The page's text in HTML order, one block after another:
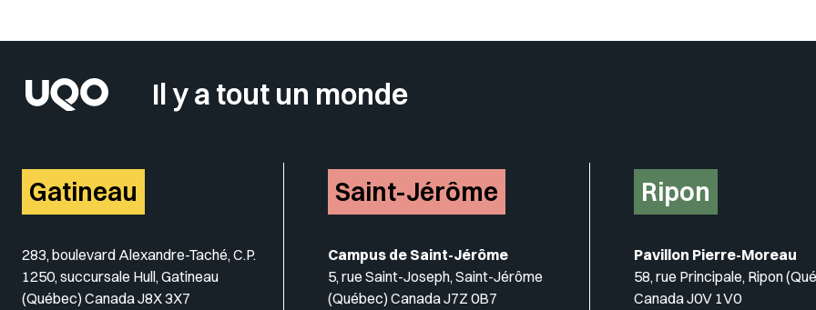
Il y a tout un monde
Gatineau
283, boulevard Alexandre-Taché, C.P.
1250, succursale Hull, Gatineau
(Québec) Canada J8X 3X7
Saint-Jérôme
Campus de Saint-Jérôme
5, rue Saint-Joseph, Saint-Jérôme
(Québec) Canada J7Z 0B7
Ripon
Pavillon Pierre-Moreau
58, rue Principale, Ripon
Canada J0V 1V0